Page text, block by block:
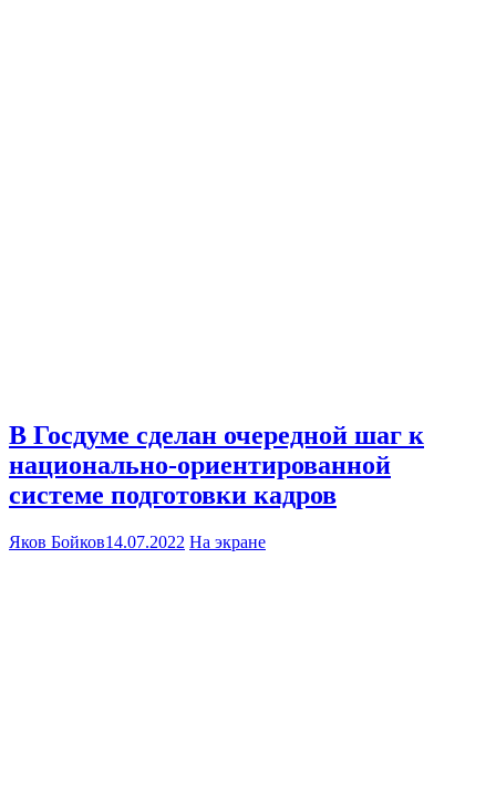
В Госдуме сделан очередной шаг к
национально-ориентированной
системе подготовки кадров
Яков Бойков14.07.2022 На экране